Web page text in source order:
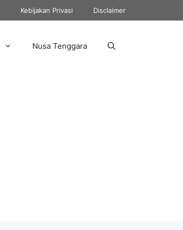
Kebijakan Privasi Disclaimer
Nusa Tenggara